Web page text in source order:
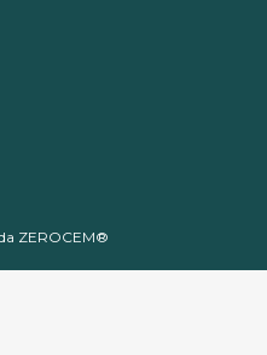
ZEROCEM®